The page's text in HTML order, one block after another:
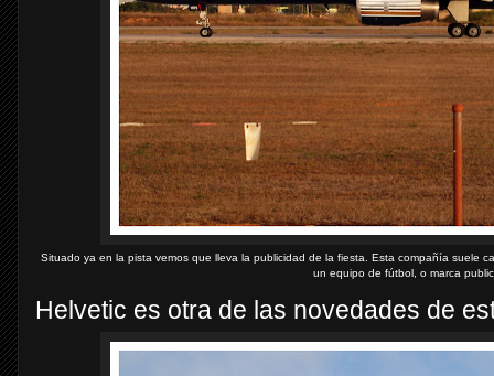
Situado ya en la pista vemos que lleva la publicidad de la fiesta. Esta compañía suele
un equipo de fútbol, o marca
Helvetic es otra de las novedades de